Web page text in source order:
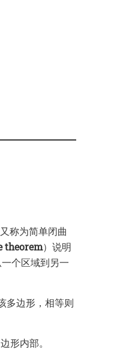
又称为简单闭曲
theorem）说明
个区域到另一
多边形，相等则
形内部。